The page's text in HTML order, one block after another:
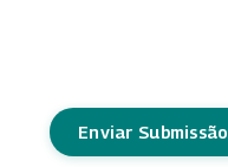
Enviar Submissão